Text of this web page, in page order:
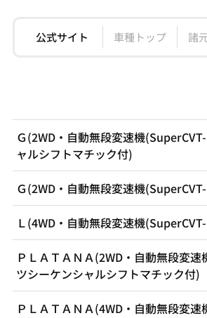
公式サイト 車種トップ 諸
Ｇ(2WD・自動無段変速機
ャルシフトマチック付)
Ｇ(2WD・自動無段変速機
Ｌ(4WD・自動無段変速機
ＰＬＡＴＡＮＡ(2WD・自動無段変
ツシーケンシャルシフトマチック付)
ＰＬＡＴＡＮＡ(4WD・自動無段変